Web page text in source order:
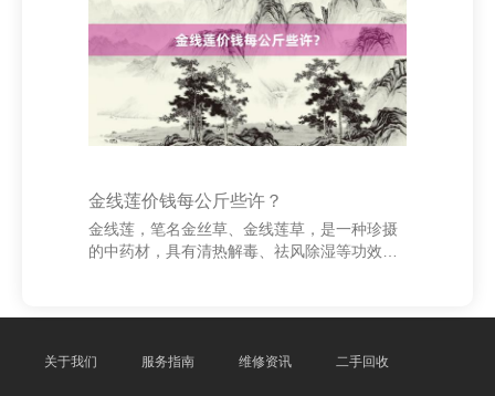
职工入职当月为其交纳医保，但本色告成本事
可能为次月1日。 其次，关于因责任变动而抨
击医保琢磨的职工，医保待遇的不时也需得
当。如若在原单元
金线莲价钱每公斤些许？
金线莲，笔名金丝草、金线莲草，是一种珍摄
的中药材，具有清热解毒、祛风除湿等功效，
站点制作有限公司，野生资源稀缺，因此商场
地和商场供需情况有所不同。一般而言，商场
关于我们 服务指南 维修资讯 二手回收